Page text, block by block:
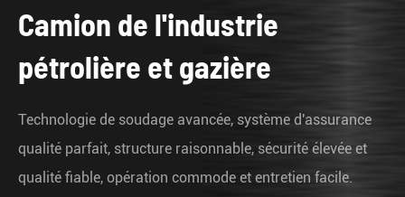
Camion de l'industrie
pétrolière et gazière
Technologie de soudage avancée, système d'assurance
qualité parfait, structure raisonnable, sécurité élevée et
qualité fiable, opération commode et entretien facile.